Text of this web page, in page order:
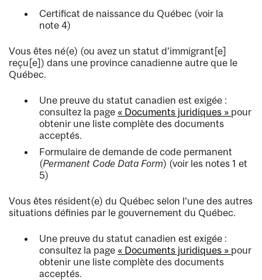
Certificat de naissance du Québec (voir la
note 4)
Vous êtes né(e) (ou avez un statut d’immigrant[e]
reçu[e]) dans une province canadienne autre que le
Québec.
Une preuve du statut canadien est exigée :
consultez la page « Documents juridiques » pour
obtenir une liste complète des documents
acceptés.
Formulaire de demande de code permanent
(Permanent Code Data Form) (voir les notes 1 et
5)
Vous êtes résident(e) du Québec selon l’une des autres
situations définies par le gouvernement du Québec.
Une preuve du statut canadien est exigée :
consultez la page « Documents juridiques » pour
obtenir une liste complète des documents
acceptés.